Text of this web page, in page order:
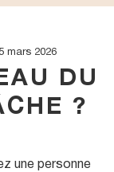
DU
?
mars 2026
une personne